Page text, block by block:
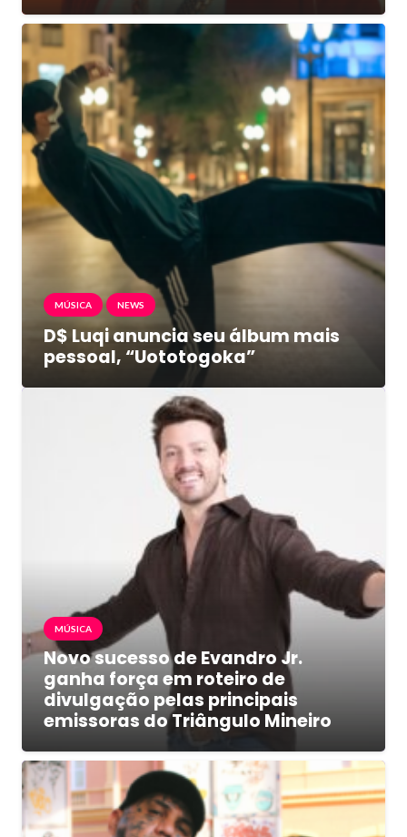
MÚSICA NEWS
D$ Luqi anuncia seu álbum mais
pessoal, “Uototogoka”
MÚSICA
Novo sucesso de Evandro Jr.
ganha força em roteiro de
divulgação pelas principais
emissoras do Triângulo Mineiro